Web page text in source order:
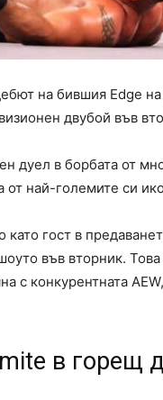
на бившия Edge
двубой във
дуел в борбата от
от най-големите си
гост в
във вторник.
с конкурентната
в горещ